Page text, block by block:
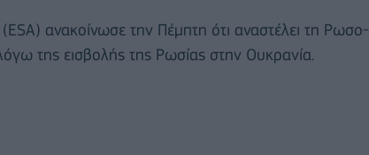
ανακοίνωσε την Πέμπτη ότι αναστέλει τη Ρωσο-
της εισβολής της Ρωσίας στην Ουκρανία.